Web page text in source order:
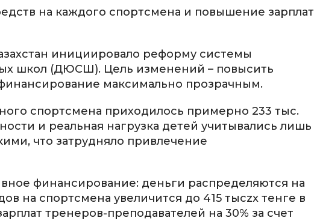
на каждого спортсмена и повышение зарплат
инициировало реформу системы
школ (ДЮСШ). Цель изменений – повысить
финансирование максимально прозрачным.
спортсмена приходилось примерно 233 тыс.
и реальная нагрузка детей учитывались лишь
что затрудняло привлечение
финансирование: деньги распределяются на
на спортсмена увеличится до 415 тысzx тенге в
тренеров-преподавателей на 30% за счет